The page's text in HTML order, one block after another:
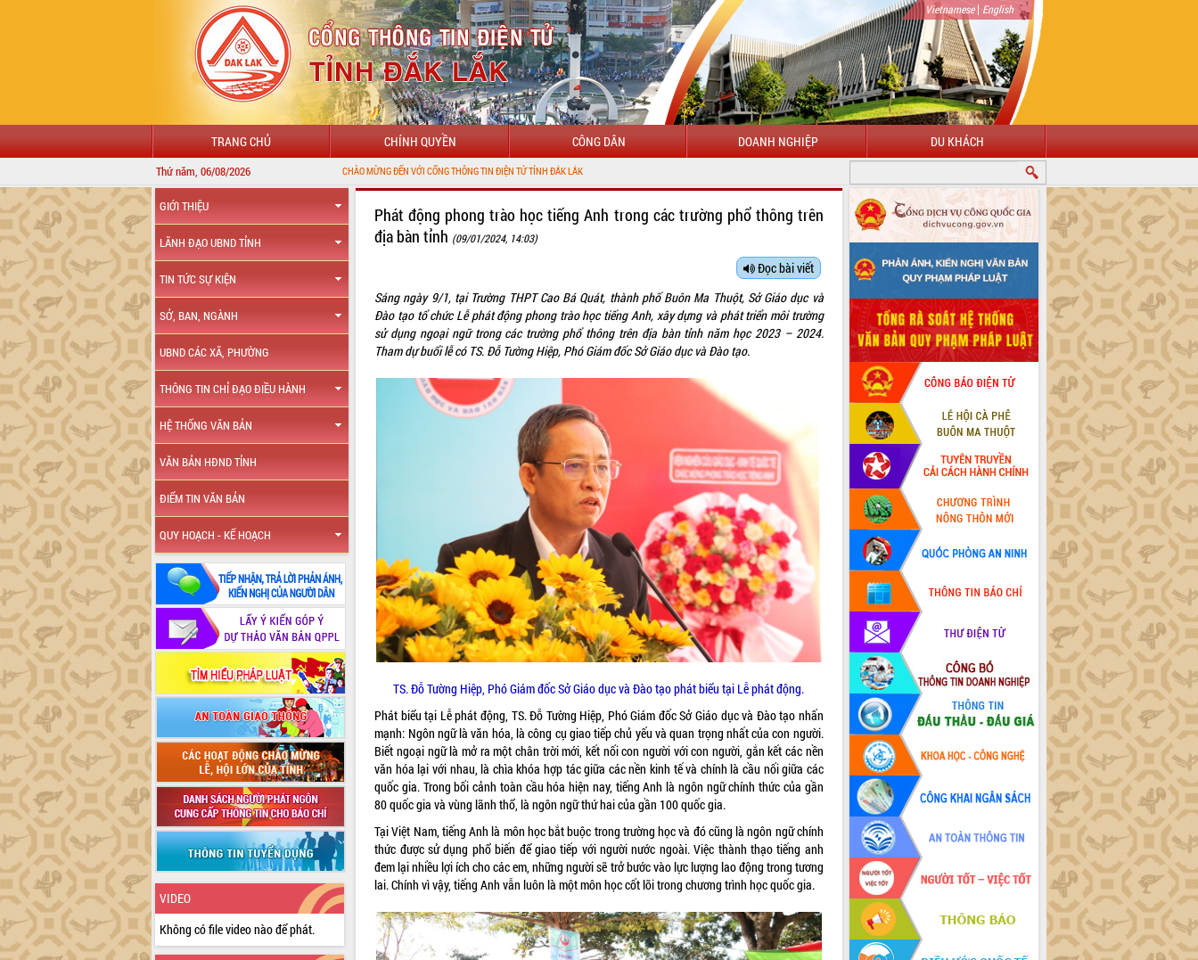
Vietnamese| English
TRANG CHỦ CHÍNH QUYỀN CÔNG DÂN DOANH NGHIỆP DU KHÁCH
Thứ năm, 06/08/2026 CHÀO MỪNG ĐẾN VỚI CỔNG THÔNG TIN ĐIỆN TỬ TỈNH ĐẮK LẮK
GIỚI THIỆU
LÃNH ĐẠO UBND TỈNH
TIN TỨC SỰ KIỆN
SỞ, BAN, NGÀNH
UBND CÁC XÃ, PHƯỜNG
THÔNG TIN CHỈ ĐẠO ĐIỀU HÀNH
HỆ THỐNG VĂN BẢN
VĂN BẢN HĐND TỈNH
ĐIỂM TIN VĂN BẢN
QUY HOẠCH - KẾ HOẠCH
VIDEO
Không có file video nào để phát.
Phát động phong trào học tiếng Anh trong các trường phổ thông trên
địa bàn tỉnh (09/01/2024, 14:03)
Đọc bài viết
Sáng ngày 9/1, tại Trường THPT Cao Bá Quát, thành phố Buôn Ma Thuột, Sở Giáo dục và
Đào tạo tổ chức Lễ phát động phong trào học tiếng Anh, xây dựng và phát triển môi trường
sử dụng ngoại ngữ trong các trường phổ thông trên địa bàn tỉnh năm học 2023 – 2024.
Tham dự buổi lễ có TS. Đỗ Tường Hiệp, Phó Giám đốc Sở Giáo dục và Đào tạo.
TS. Đỗ Tường Hiệp, Phó Giám đốc Sở Giáo dục và Đào tạo phát biểu tại Lễ phát động.
Phát biểu tại Lễ phát động, TS. Đỗ Tường Hiệp, Phó Giám đốc Sở Giáo dục và Đào tạo nhấn
mạnh: Ngôn ngữ là văn hóa, là công cụ giao tiếp chủ yếu và quan trọng nhất của con người.
Biết ngoại ngữ là mở ra một chân trời mới, kết nối con người với con người, gắn kết các nền
văn hóa lại với nhau, là chìa khóa hợp tác giữa các nền kinh tế và chính là cầu nối giữa các
quốc gia. Trong bối cảnh toàn cầu hóa hiện nay, tiếng Anh là ngôn ngữ chính thức của gần
80 quốc gia và vùng lãnh thổ, là ngôn ngữ thứ hai của gần 100 quốc gia.
Tại Việt Nam, tiếng Anh là môn học bắt buộc trong trường học và đó cũng là ngôn ngữ chính
thức được sử dụng phổ biến để giao tiếp với người nước ngoài. Việc thành thạo tiếng anh
đem lại nhiều lợi ích cho các em, những người sẽ trở bước vào lực lượng lao động trong tương
lai. Chính vì vậy, tiếng Anh vẫn luôn là một môn học cốt lõi trong chương trình học quốc gia.